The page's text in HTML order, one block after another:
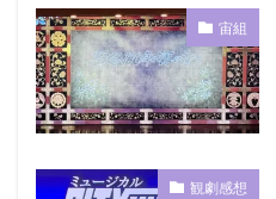
宙組
観劇感想